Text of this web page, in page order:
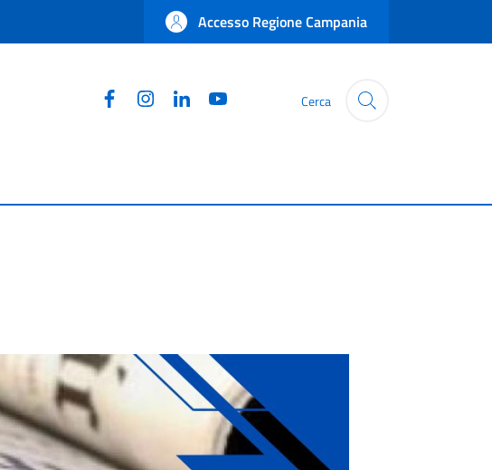
Accesso Regione Campania
FacebookInstagram
Linkedin Cerca